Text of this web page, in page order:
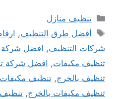
التصنيفات
تنظيف منازل
الوسوم
أفضل طرق التنظيف,
شركات التنظيف, افضل
تنظيف مكيفات, افضل شركة
تنظيف بالخرج, تنظيف مكيفات
تنظيف مكيفات بالخرج,